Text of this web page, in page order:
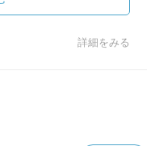
詳細をみる